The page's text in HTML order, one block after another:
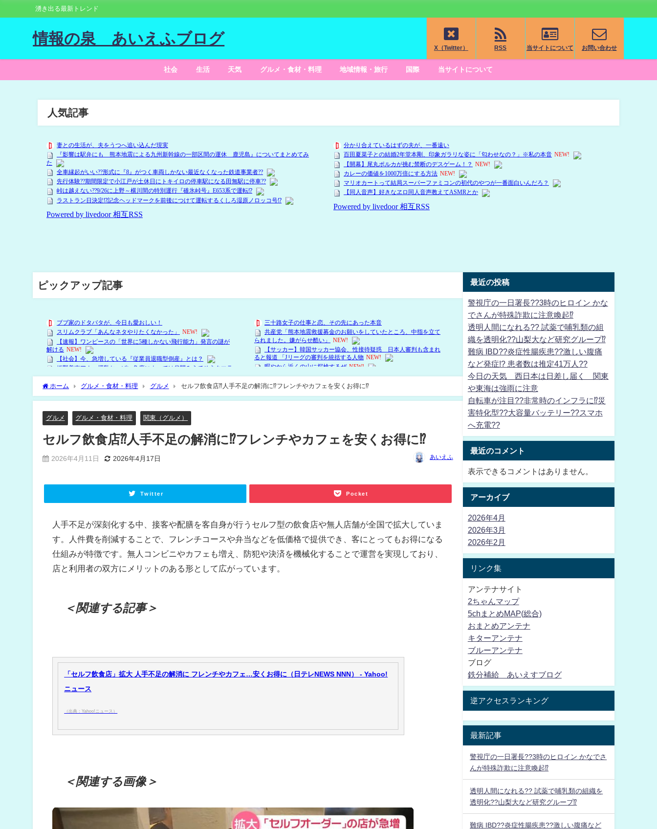
湧き出る最新トレンド
情報の泉 あいえふブログ
X（Twitter） RSS 当サイトについて お問い合わせ
社会 生活 天気 グルメ・食材・料理 地域情報・旅行 国際 当サイトについて
人気記事
ピックアップ記事
ホーム グルメ・食材・料理 グルメ セルフ飲食店⁇人手不足の解消に⁉フレンチやカフェを安くお得に⁉
グルメ グルメ・食材・料理 関東（グルメ）
セルフ飲食店⁇人手不足の解消に⁉フレンチやカフェを安くお得に⁉
2026年4月11日 2026年4月17日 あいえふ
Twitter Pocket
人手不足が深刻化する中、接客や配膳を客自身が行うセルフ型の飲食店や無人店舗が全国で拡大していま
す。人件費を削減することで、フレンチコースや弁当などを低価格で提供でき、客にとってもお得になる
仕組みが特徴です。無人コンビニやカフェも増え、防犯や決済を機械化することで運営を実現しており、
店と利用者の双方にメリットのある形として広がっています。
＜関連する記事＞
「セルフ飲食店」拡大 人手不足の解消に フレンチやカフェ…安くお得に（日テレNEWS NNN） - Yahoo!
ニュース
（出典：Yahoo!ニュース）
＜関連する画像＞
最近の投稿
警視庁の一日署長??3時のヒロイン かな
でさんが特殊詐欺に注意喚起⁉
透明人間になれる?? 試薬で哺乳類の組
織を透明化??山梨大など研究グループ⁉
難病 IBD??炎症性腸疾患??激しい腹痛
など発症!? 患者数は推定41万人??
今日の天気 西日本は日差し届く 関東
や東海は強雨に注意
自転車が注目??非常時のインフラに⁉災
害特化型??大容量バッテリー??スマホ
へ充電??
最近のコメント
表示できるコメントはありません。
アーカイブ
2026年4月
2026年3月
2026年2月
リンク集
アンテナサイト
2ちゃんマップ
5chまとめMAP(総合)
おまとめアンテナ
キターアンテナ
ブルーアンテナ
ブログ
鉄分補給 あいえすブログ
逆アクセスランキング
最新記事
警視庁の一日署長??3時のヒロイン かなでさ
んが特殊詐欺に注意喚起⁉
透明人間になれる?? 試薬で哺乳類の組織を
透明化??山梨大など研究グループ⁉
難病 IBD??炎症性腸疾患??激しい腹痛など